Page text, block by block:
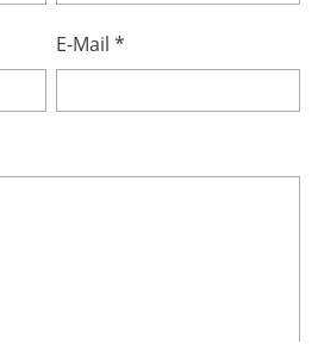
E-Mail *